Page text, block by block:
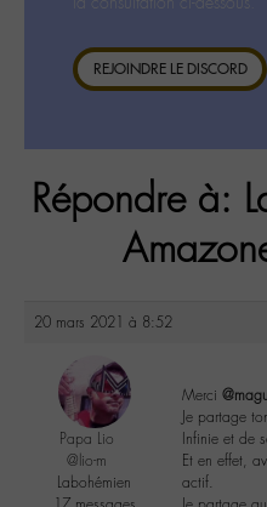
REJOINDRE LE DISCORD
Répondre à:
20 mars 2021 à 8:52
Papa Lio
@lio-m
Labohémien
Merci
Je partage
Infinie et de
Et en effet,
actif.